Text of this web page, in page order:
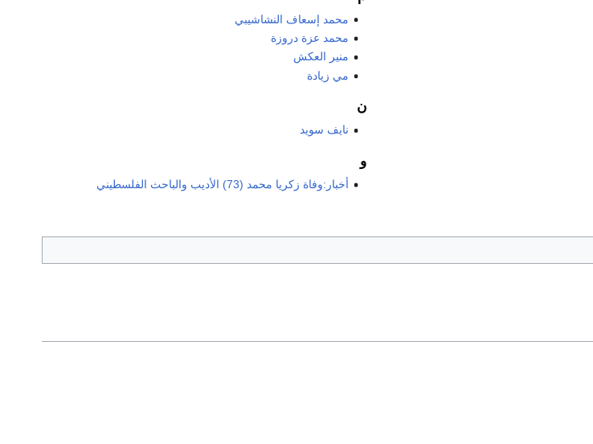
محمد إسعاف النشاشيبي
محمد عزة دروزة
منير العكش
مي زيادة
ن
نايف سويد
و
أخبار:وفاة زكريا محمد (73) الأديب والباحث الفلسطيني